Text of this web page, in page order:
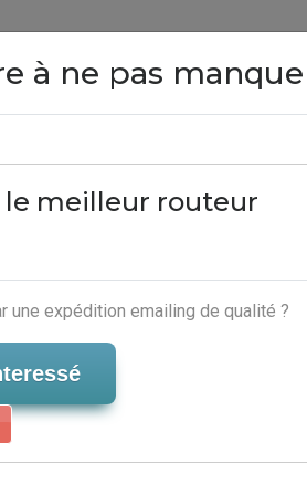
- Outils
à ne pas
le meilleur routeur
une expédition emailing de qualité ?